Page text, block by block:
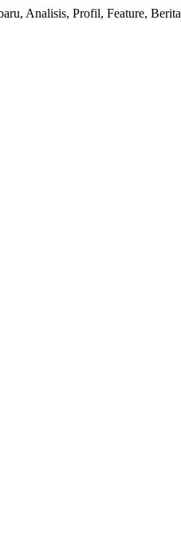
Analisis, Profil, Feature,